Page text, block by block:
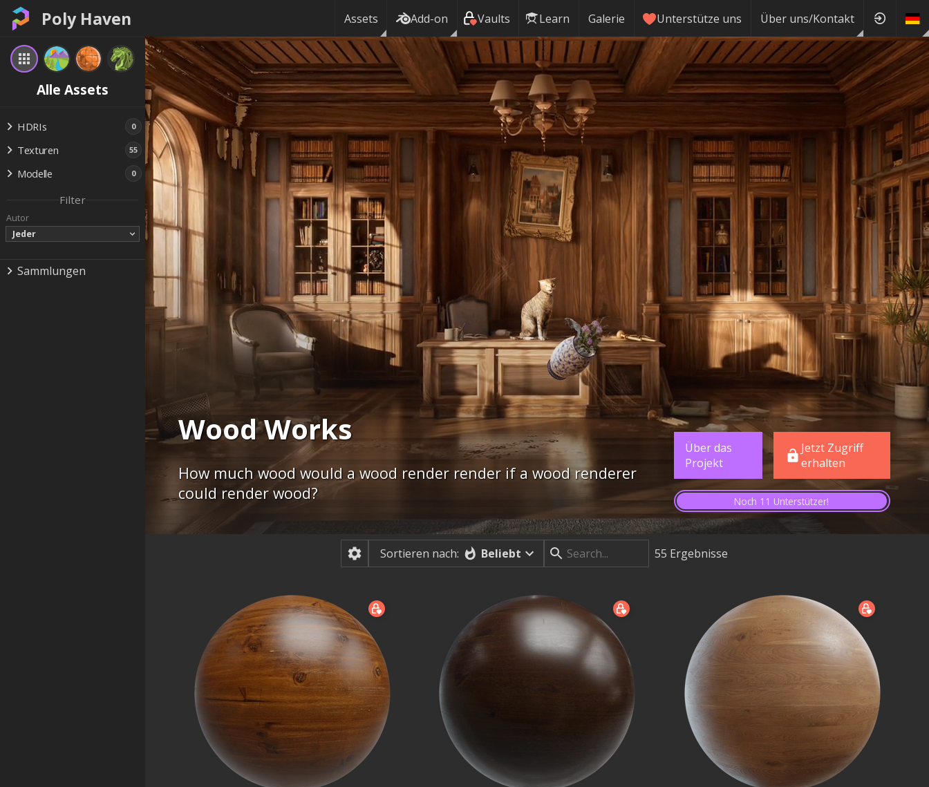
Poly Haven Assets Add-on Vaults Learn Galerie Unterstütze uns Über uns/Kontakt
Alle Assets
HDRIs 0
Texturen 55
Modelle 0
Filter
Autor
Jeder
Sammlungen
Wood Works
How much wood would a wood render render if a wood renderer
could render wood?
Über das
Projekt
Jetzt Zugriff
erhalten
Noch 11 Unterstützer!
Sortieren nach: Beliebt 55 Ergebnisse